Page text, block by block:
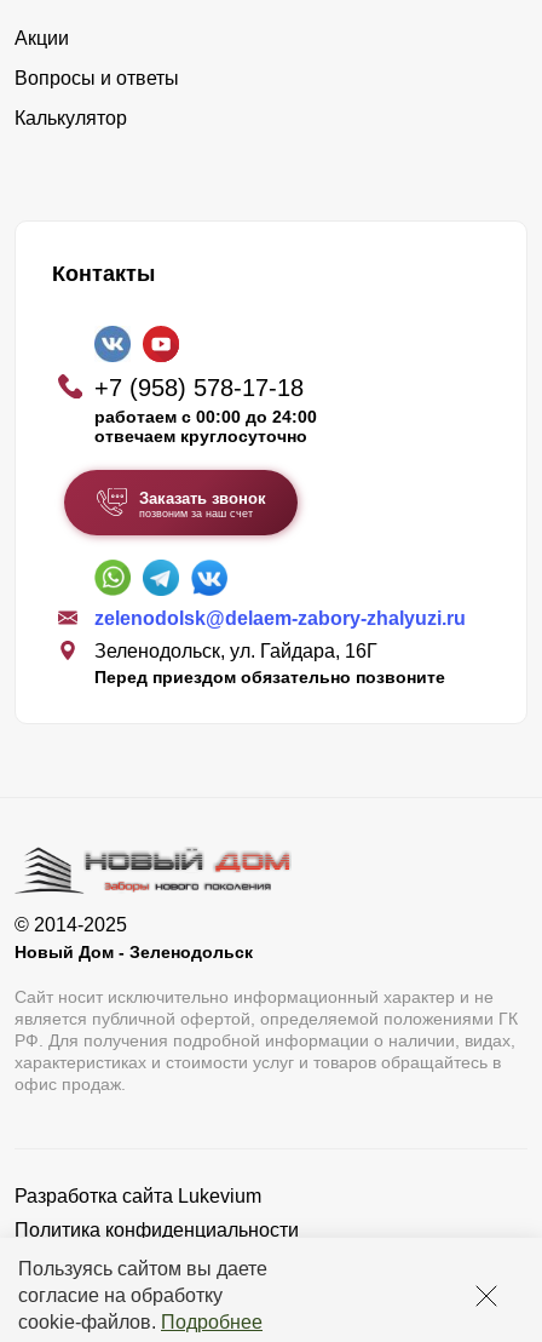
Пользуясь сайтом вы даете
согласие на обработку
cookie-файлов. Подробнее
Акции
Вопросы и ответы
Калькулятор
Контакты
+7 (958) 578-17-18
работаем с 00:00 до 24:00
отвечаем круглосуточно
Заказать звонок
позвоним за наш счет
zelenodolsk@delaem-zabory-zhalyuzi.ru
Зеленодольск, ул. Гайдара, 16Г
Перед приездом обязательно позвоните
© 2014-2025
Новый Дом - Зеленодольск
Сайт носит исключительно информационный характер и не
является публичной офертой, определяемой положениями ГК
РФ. Для получения подробной информации о наличии, видах,
характеристиках и стоимости услуг и товаров обращайтесь в
офис продаж.
Разработка сайта Lukevium
Политика конфиденциальности
Пользовательское соглашение